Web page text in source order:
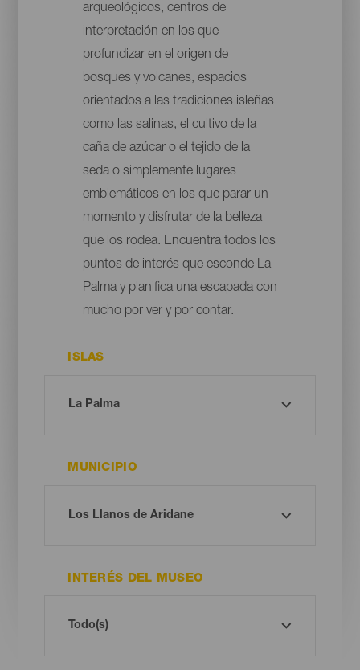
arqueológicos, centros de
interpretación en los que
profundizar en el origen de
bosques y volcanes, espacios
orientados a las tradiciones isleñas
como las salinas, el cultivo de la
caña de azúcar o el tejido de la
seda o simplemente lugares
emblemáticos en los que parar un
momento y disfrutar de la belleza
que los rodea. Encuentra todos los
puntos de interés que esconde La
Palma y planifica una escapada con
mucho por ver y por contar.
ISLAS
MUNICIPIO
INTERÉS DEL MUSEO